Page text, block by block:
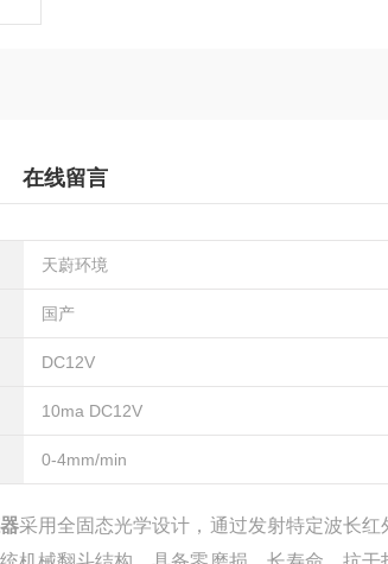
在线留言
天蔚环境
国产
DC12V
10ma DC12V
0-4mm/min
采用全固态光学设计，通过发射特定波长